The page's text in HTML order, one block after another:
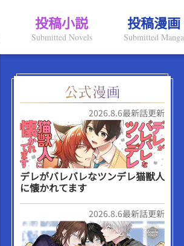
投稿小説
Submitted Novels
投稿漫画
Submitted Manga
2026.8.6最新話更新
デレがバレバレなツンデレ猫獣人
に懐かれてます
2026.8.6最新話更新